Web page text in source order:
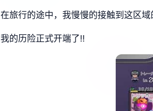
在旅行的途中，我慢慢的接触到这区域
我的历险正式开端了!!